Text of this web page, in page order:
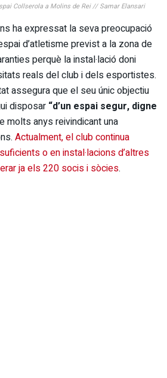
Collserola a Molins de Rei // Samar Elansari
ha expressat la seva preocupació
d’atletisme previst a la zona de
perquè la instal·lació doni
reals del club i dels esportistes.
assegura que el seu únic objectiu
disposar “d’un espai segur, digne
molts anys reivindicant una
Actualment, el club continua
o en instal·lacions d’altres
ja els 220 socis i sòcies.